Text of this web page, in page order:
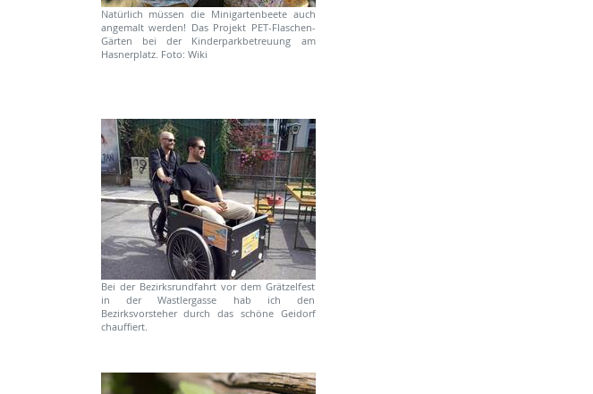
Natürlich müssen die Minigartenbeete auch
angemalt werden! Das Projekt PET-Flaschen-
Gärten bei der Kinderparkbetreuung am
Hasnerplatz. Foto: Wiki
Bei der Bezirksrundfahrt vor dem Grätzelfest
in der Wastlergasse hab ich den
Bezirksvorsteher durch das schöne Geidorf
chauffiert.